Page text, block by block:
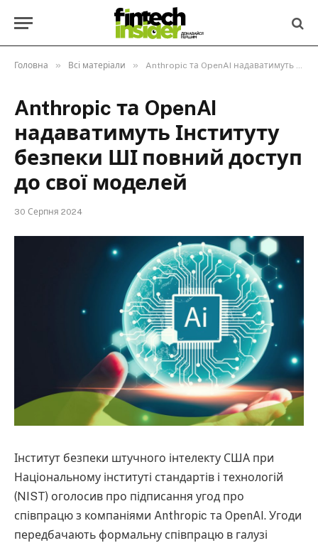
Головна » Всі матеріали » Anthropic та OpenAI надаватимуть Інституту безпеки ШІ повний доступ до свої моделей
Anthropic та OpenAI
надаватимуть Інституту
безпеки ШІ повний доступ
до свої моделей
30 Серпня 2024
Інститут безпеки штучного інтелекту США при
Національному інституті стандартів і технологій
(NIST) оголосив про підписання угод про
співпрацю з компаніями Anthropic та OpenAI. Угоди
передбачають формальну співпрацю в галузі